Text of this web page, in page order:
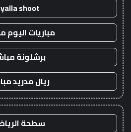
yalla shoot
مباريات اليوم
برشلونة
ريال مدريد
سطحة